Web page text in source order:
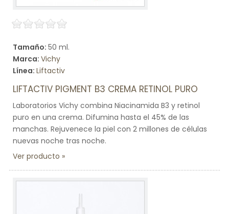
Tamaño: 50 ml.
Marca: Vichy
Línea: Liftactiv
LIFTACTIV PIGMENT B3 CREMA RETINOL PURO
Laboratorios Vichy combina Niacinamida B3 y retinol
puro en una crema. Difumina hasta el 45% de las
manchas. Rejuvenece la piel con 2 millones de células
nuevas noche tras noche.
Ver producto